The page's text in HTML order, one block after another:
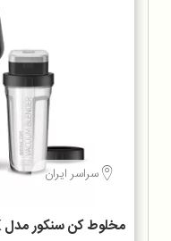
سراسر ایران
مخلوط‌ کن سنکور مدل SBU7878BK